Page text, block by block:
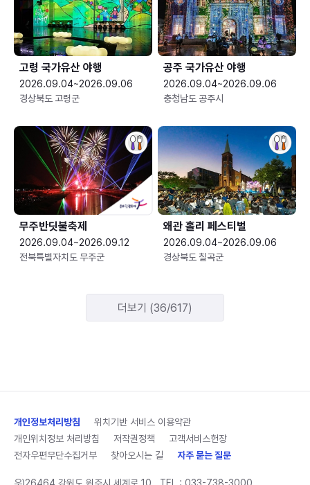
고령 국가유산 야행
2026.09.04~2026.09.06
경상북도 고령군
공주 국가유산 야행
2026.09.04~2026.09.06
충청남도 공주시
무주반딧불축제
2026.09.04~2026.09.12
전북특별자치도 무주군
왜관 홀리 페스티벌
2026.09.04~2026.09.06
경상북도 칠곡군
더보기 (36/617)
개인정보처리방침
위치기반 서비스 이용약관
개인위치정보 처리방침
저작권정책
고객서비스헌장
전자우편무단수집거부
찾아오시는 길 자주 묻는 질문